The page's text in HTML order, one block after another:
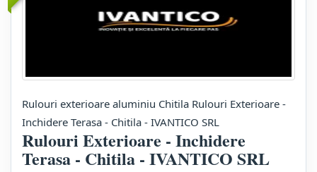
Rulouri exterioare aluminiu Chitila Rulouri Exterioare -
Inchidere Terasa - Chitila - IVANTICO SRL
Rulouri Exterioare - Inchidere
Terasa - Chitila - IVANTICO SRL